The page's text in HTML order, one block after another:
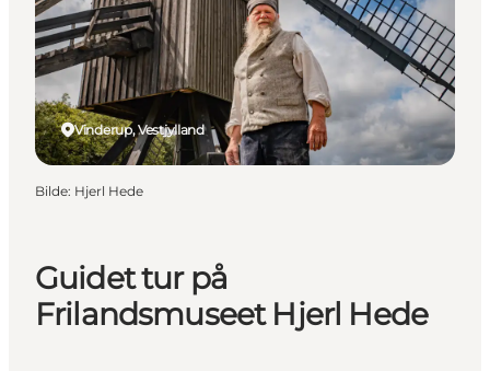
Overnatting
Planlegg reisen
Guidet tur på
Frilandsmuseet Hjerl Hede
Vinderup, Vestjylland
Bilde: Hjerl Hede